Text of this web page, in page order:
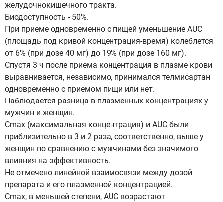
желудочнокишечного тракта.
Биодоступность - 50%.
При приеме одновременно с пищей уменьшение AUC
(площадь под кривой концентрация-время) колеблется
от 6% (при дозе 40 мг) до 19% (при дозе 160 мг).
Спустя 3 ч после приема концентрация в плазме крови
выравнивается, независимо, принимался телмисартан
одновременно с приемом пищи или нет.
Наблюдается разница в плазменных концентрациях у
мужчин и женщин.
Cmax (максимальная концентрация) и AUC были
приблизительно в 3 и 2 раза, соответственно, выше у
женщин по сравнению с мужчинами без значимого
влияния на эффективность.
Не отмечено линейной взаимосвязи между дозой
препарата и его плазменной концентрацией.
Cmax, в меньшей степени, AUC возрастают